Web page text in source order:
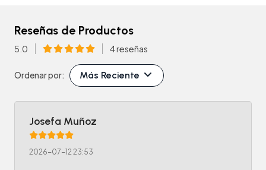
Reseñas de Productos
5.0 4 reseñas
Ordenar por: Más Reciente
Josefa Muñoz
2026-07-12 23:53